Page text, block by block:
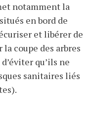
notamment la
en bord de
et libérer de
coupe des arbres
qu’ils ne
sanitaires liés